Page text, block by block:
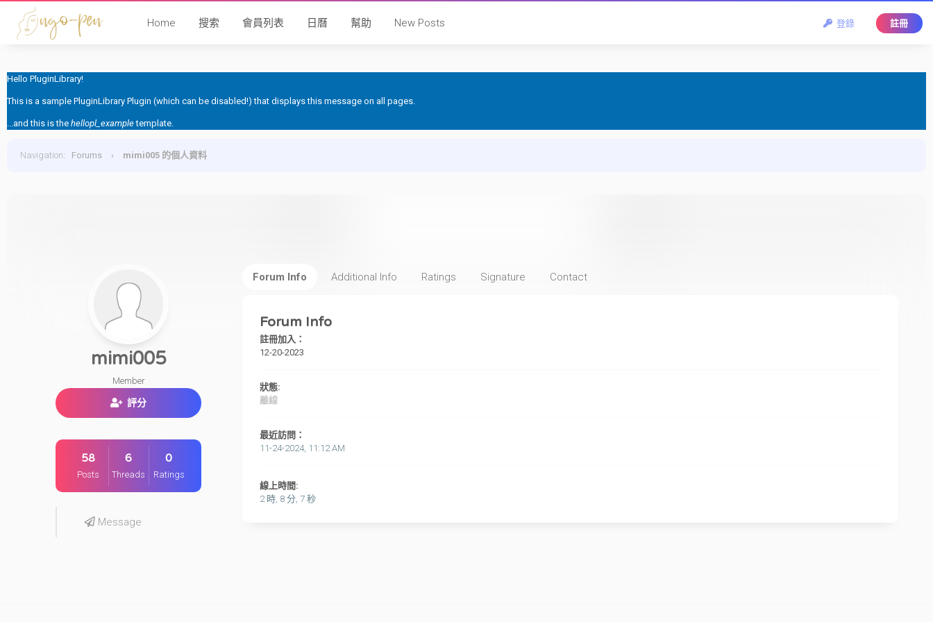
登錄 註冊
Home 搜索 會員列表 日曆 幫助 New Posts
Hello PluginLibrary!
This is a sample PluginLibrary Plugin (which can be disabled!) that displays this message on all pages.
...and this is the hellopl_exampletemplate.
Navigation: Forums › mimi005 的個人資料
mimi005
Member
評分
58
Posts
6
Threads
0
Ratings
Message
Forum Info Additional Info Ratings Signature Contact
Forum Info
註冊加入：
12-20-2023
狀態:
離線
最近訪問：
11-24-2024, 11:12 AM
線上時間:
2 時, 8 分, 7 秒